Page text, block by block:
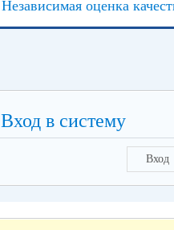
Независимая оценка
Вход в систему
Вход